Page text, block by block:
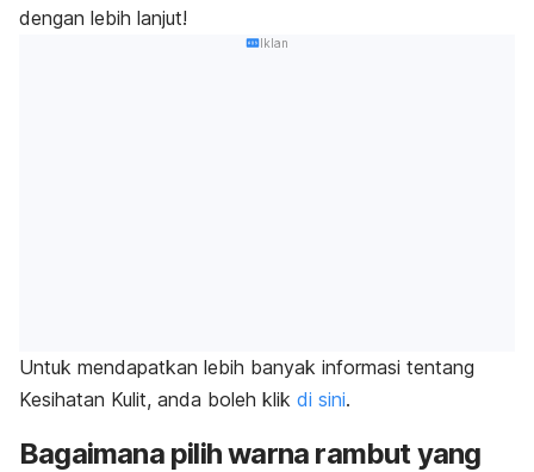
dengan lebih lanjut!
Iklan
Untuk mendapatkan lebih banyak informasi tentang
Kesihatan Kulit, anda boleh klik di sini.
Bagaimana pilih warna rambut yang